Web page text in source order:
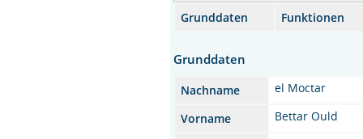
Grunddaten Funktionen
Grunddaten
Nachname
el Moctar
Vorname
Bettar Ould